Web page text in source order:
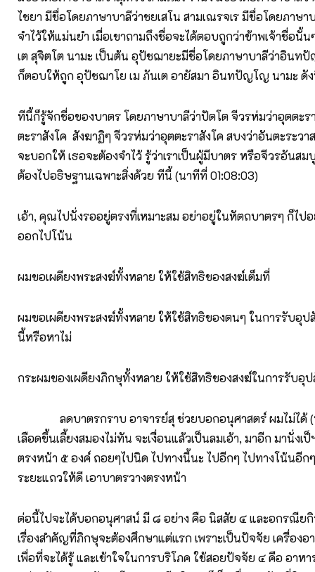
ไชยา มีชื่อโดยภาษาบาลีว่าชยเสโน สามเณรจเร มีชื่อโดยภาษ
จำไว้ให้แม่นยำ เมื่อเขาถามถึงชื่อจะได้ตอบถูกว่าข้าพเจ้าชื่อนั้น
เต สุจิตโต นามะ เป็นต้น อุปัชฌายะมีชื่อโดยภาษาบาลีว่าอินทปั
ก็ตอบให้ถูก อุปัชฌาโย เม ภันเต อายัสมา อินทปัญโญ นามะ ดั
ทีนี้ก็รู้จักชื่อของบาตร โดยภาษาบาลีว่าปัตโต จีวรห่มว่าอุตตะร
ตะราสังโค สังฆาฏิๆ จีวรห่มว่าอุตตะราสังโค สบงว่าอันตะระวา
จะบอกให้ เธอจะต้องจำไว้ รู้ว่าเราเป็นผู้มีบาตร หรือจีวรอันส
ต้องไปอธิษฐานเฉพาะสิ่งด้วย ทีนี้ (นาทีที่ 01:08:03)
เอ้า, คุณไปนั่งรออยู่ตรงที่เหมาะสม อย่าอยู่ในหัตถบาตรๆ ก็ไป
ออกไปโน้น
ผมขอเผดียงพระสงฆ์ทั้งหลาย ให้ใช้สิทธิของสงฆ์เต็มที่
ผมขอเผดียงพระสงฆ์ทั้งหลาย ให้ใช้สิทธิของตนๆ ในการรับอุป
นี้หรือหาไม่
กระผมของเผดียงภิกษุทั้งหลาย ให้ใช้สิทธิของสงฆ์ในการรับอุ
ลดบาตรกราบ อาจารย์สุ ช่วยบอกอนุศาสตร์ ผมไม่ได้ (น
เลือดขึ้นเลี้ยงสมองไม่ทัน จะเงื่อนแล้วเป็นลมเอ้า, มาอีก มานั่งเ
ตรงหน้า ๕ องค์ ถอยๆไปนิด ไปทางนี้นะ ไปอีกๆ ไปทางโน้นอีก
ระยะแถวให้ดี เอาบาตรวางตรงหน้า
ต่อนี้ไปจะได้บอกอนุศาสน์ มี ๘ อย่าง คือ นิสสัย ๔ และอกรณีย
เรื่องสำคัญที่ภิกษุจะต้องศึกษาแต่แรก เพราะเป็นปัจจัย เครื่อง
เพื่อที่จะได้รู้ และเข้าใจในการบริโภค ใช้สอยปัจจัย ๔ คือ อาห